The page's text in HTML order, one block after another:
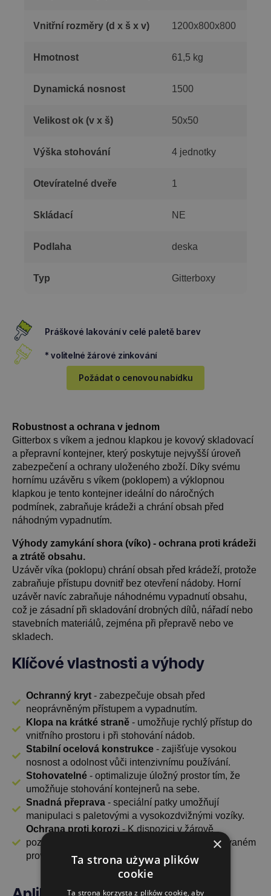
Vnitřní rozměry (d x š x v) 1200x800x800
Hmotnost 61,5 kg
Dynamická nosnost 1500
Velikost ok (v x š) 50x50
Výška stohování 4 jednotky
Otevíratelné dveře 1
Skládací NE
Podlaha deska
Typ Gitterboxy
Práškové lakování v celé paletě barev
* volitelné žárové zinkování
Požádat o cenovou nabídku
Robustnost a ochrana v jednom
Gitterbox s víkem a jednou klapkou je kovový skladovací
a přepravní kontejner, který poskytuje nejvyšší úroveň
zabezpečení a ochrany uloženého zboží. Díky svému
hornímu uzávěru s víkem (poklopem) a výklopnou
klapkou je tento kontejner ideální do náročných
podmínek, zabraňuje krádeži a chrání obsah před
náhodným vypadnutím.
Výhody zamykání shora (víko) - ochrana proti krádeži
a ztrátě obsahu.
Uzávěr víka (poklopu) chrání obsah před krádeží, protože
zabraňuje přístupu dovnitř bez otevření nádoby. Horní
uzávěr navíc zabraňuje náhodnému vypadnutí obsahu,
což je zásadní při skladování drobných dílů, nářadí nebo
stavebních materiálů, zejména při přepravě nebo ve
skladech.
Klíčové vlastnosti a výhody
Ochranný kryt- zabezpečuje obsah před
neoprávněným přístupem a vypadnutím.
Klopa na krátké straně- umožňuje rychlý přístup do
vnitřního prostoru i při stohování nádob.
Stabilní ocelová konstrukce- zajišťuje vysokou
nosnost a odolnost vůči intenzivnímu používání.
Stohovatelné- optimalizuje úložný prostor tím, že
umožňuje stohování kontejnerů na sebe.
Snadná přeprava- speciální patky umožňují
manipulaci s paletovými a vysokozdvižnými vozíky.
Ochrana proti korozi- K dispozici v žárově
pozinkovaném, pozinkovaném a práškově lakovaném
provedení.
×
Ta strona używa plików
cookie
Ta strona korzysta z plików cookie, aby